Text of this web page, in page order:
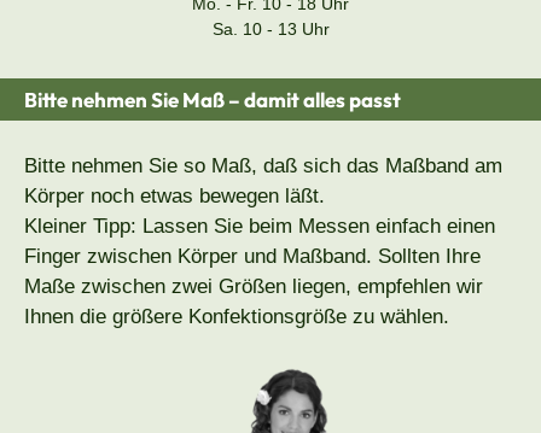
Sa. 10 - 13 Uhr
Bitte nehmen Sie Maß – damit alles passt
Bitte nehmen Sie so Maß, daß sich das Maßband am
Körper noch etwas bewegen läßt.
Kleiner Tipp: Lassen Sie beim Messen einfach einen
Finger zwischen Körper und Maßband. Sollten Ihre
Maße zwischen zwei Größen liegen, empfehlen wir
Ihnen die größere Konfektionsgröße zu wählen.